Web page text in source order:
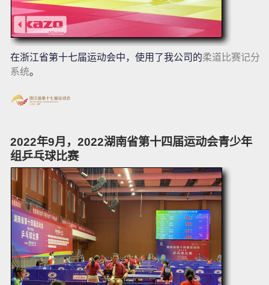
在浙江省第十七届运动会中，使用了我公司的柔道比赛记分
系统。
2022年9月，2022湖南省第十四届运动会青少年
组乒乓球比赛